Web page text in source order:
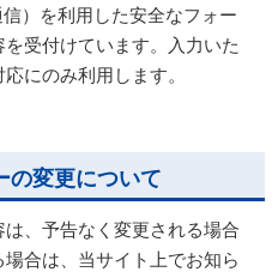
）を利用した安全なフォー
受付けています。入力いた
にのみ利用します。
の変更について
、予告なく変更される場合
合は、当サイト上でお知ら